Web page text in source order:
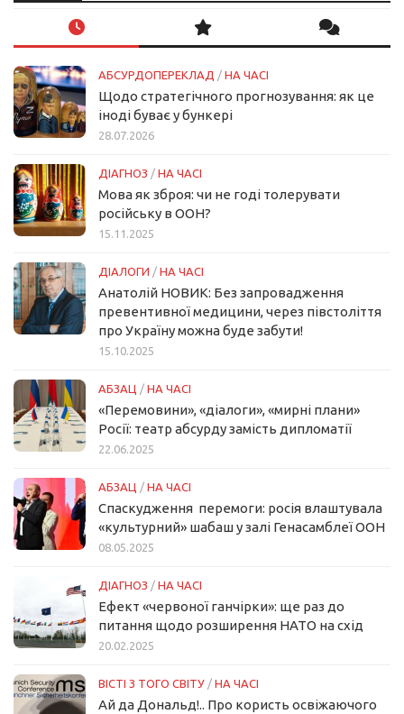
АБСУРДОПЕРЕКЛАД / НА ЧАСІ
Щодо стратегічного прогнозування: як це
іноді буває у бункері
28.07.2026
ДІАГНОЗ / НА ЧАСІ
Мова як зброя: чи не годі толерувати
російську в ООН?
15.11.2025
ДІАЛОГИ / НА ЧАСІ
Анатолій НОВИК: Без запровадження
превентивної медицини, через півстоліття
про Україну можна буде забути!
15.10.2025
АБЗАЦ / НА ЧАСІ
«Перемовини», «діалоги», «мирні плани»
Росії: театр абсурду замість дипломатії
22.06.2025
АБЗАЦ / НА ЧАСІ
Спаскудження перемоги: росія влаштувала
«культурний» шабаш у залі Генасамблеї ООН
08.05.2025
ДІАГНОЗ / НА ЧАСІ
Ефект «червоної ганчірки»: ще раз до
питання щодо розширення НАТО на схід
20.02.2025
ВІСТІ З ТОГО СВІТУ / НА ЧАСІ
Ай да Дональд!.. Про користь освіжаючого